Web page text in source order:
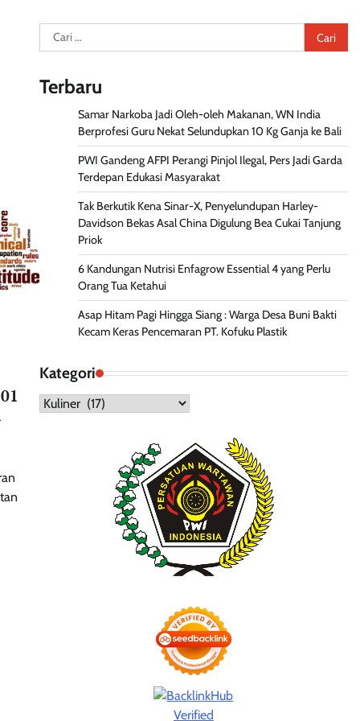
Cari
untuk:
Terbaru
Samar Narkoba Jadi Oleh-oleh Makanan, WN India
Berprofesi Guru Nekat Selundupkan 10 Kg Ganja ke Bali
PWI Gandeng AFPI Perangi Pinjol Ilegal, Pers Jadi Garda
Terdepan Edukasi Masyarakat
Tak Berkutik Kena Sinar-X, Penyelundupan Harley-
Davidson Bekas Asal China Digulung Bea Cukai Tanjung
Priok
6 Kandungan Nutrisi Enfagrow Essential 4 yang Perlu
Orang Tua Ketahui
Asap Hitam Pagi Hingga Siang : Warga Desa Buni Bakti
Kecam Keras Pencemaran PT. Kofuku Plastik
Kategori
Kategori